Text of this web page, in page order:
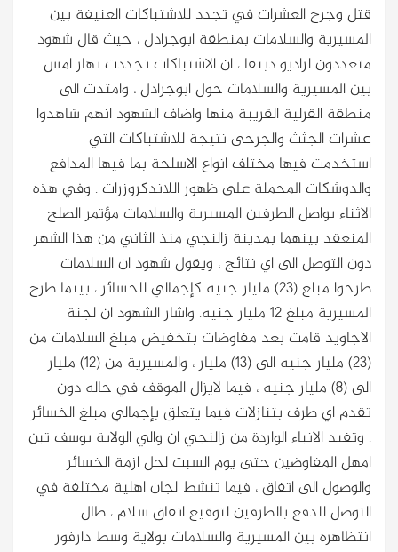
قتل وجرح العشرات في تجدد للاشتباكات العنيفة بين
المسيرية والسلامات بمنطقة ابوجرادل ، حيث قال شهود
متعددون لراديو دبنقا ، ان الاشتباكات تجددت نهار امس
بين المسيرية والسلامات حول ابوجرادل ، وامتدت الى
منطقة القرلية القريبة منها واضاف الشهود انهم شاهدوا
عشرات الجثث والجرحى نتيجة للاشتباكات التي
استخدمت فيها مختلف انواع الاسلحة بما فيها المدافع
والدوشكات المحملة على ظهور اللاندكروزرات . وفي هذه
الاثناء يواصل الطرفين المسيرية والسلامات مؤتمر الصلح
المنعقد بينهما بمدينة زالنجي منذ الثاني من هذا الشهر
دون التوصل الى اي نتائج ، ويقول شهود ان السلامات
طرحوا مبلغ (23) مليار جنيه كإجمالي للخسائر ، بينما طرح
المسيرية مبلغ 12 مليار جنيه. واشار الشهود ان لجنة
الاجاويد قامت بعد مفاوضات بتخفيض مبلغ السلامات من
(23) مليار جنيه الى (13) مليار ، والمسيرية من (12) مليار
الى (8) مليار جنيه ، فيما لايزال الموقف في حاله دون
تقدم اي طرف بتنازلات فيما يتعلق بإجمالي مبلغ الخسائر
. وتفيد الانباء الواردة من زالنجي ان والي الولاية يوسف تبن
امهل المفاوضين حتى يوم السبت لحل ازمة الخسائر
والوصول الى اتفاق ، فيما تنشط لجان اهلية مختلفة في
التوصل للدفع بالطرفين لتوقيع اتفاق سلام ، طال
انتظاهره بين المسيرية والسلامات بولاية وسط دارفور